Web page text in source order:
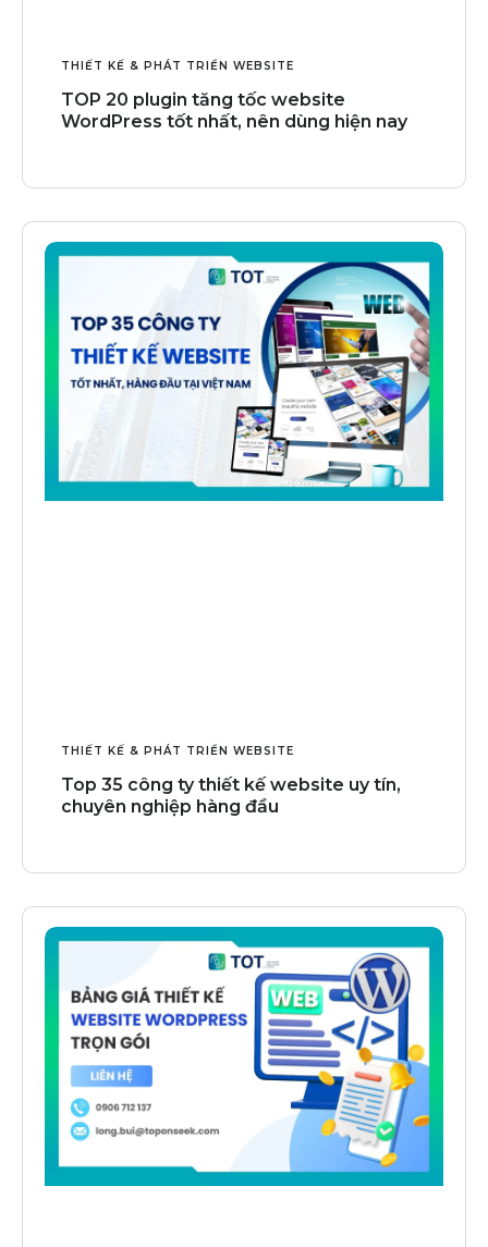
THIẾT KẾ & PHÁT TRIỂN WEBSITE
TOP 20 plugin tăng tốc website
WordPress tốt nhất, nên dùng hiện nay
THIẾT KẾ & PHÁT TRIỂN WEBSITE
Top 35 công ty thiết kế website uy tín,
chuyên nghiệp hàng đầu